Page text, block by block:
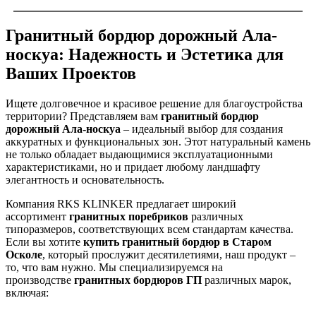
Гранитный бордюр дорожный Ала-
носкуа: Надежность и Эстетика для
Ваших Проектов
Ищете долговечное и красивое решение для благоустройства
территории? Представляем вам гранитный бордюр
дорожный Ала-носкуа – идеальный выбор для создания
аккуратных и функциональных зон. Этот натуральный камень
не только обладает выдающимися эксплуатационными
характеристиками, но и придает любому ландшафту
элегантность и основательность.
Компания RKS KLINKER предлагает широкий
ассортимент гранитных поребриков различных
типоразмеров, соответствующих всем стандартам качества.
Если вы хотите купить гранитный бордюр в Старом
Осколе, который прослужит десятилетиями, наш продукт –
то, что вам нужно. Мы специализируемся на
производстве гранитных бордюров ГП различных марок,
включая: